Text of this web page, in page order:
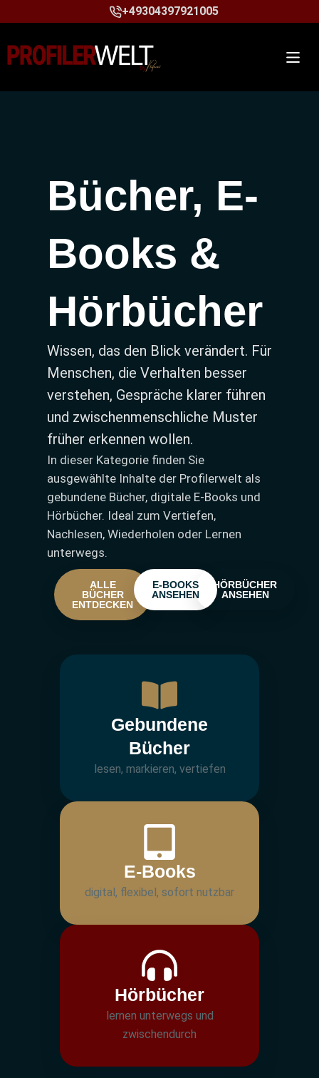
+49304397921005
Bücher, E-
Books &
Hörbücher
Wissen, das den Blick verändert. Für
Menschen, die Verhalten besser
verstehen, Gespräche klarer führen
und zwischenmenschliche Muster
früher erkennen wollen.
In dieser Kategorie finden Sie
ausgewählte Inhalte der Profilerwelt als
gebundene Bücher, digitale E-Books und
Hörbücher. Ideal zum Vertiefen,
Nachlesen, Wiederholen oder Lernen
unterwegs.
ALLE
BÜCHER
ENTDECKEN
E-BOOKS
ANSEHEN
HÖRBÜCHER
ANSEHEN
Gebundene
Bücher
lesen, markieren, vertiefen
E-Books
digital, flexibel, sofort nutzbar
Hörbücher
lernen unterwegs und
zwischendurch